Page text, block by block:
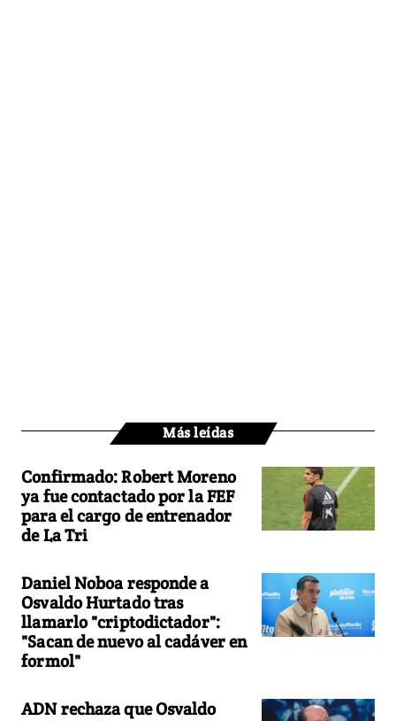
Más leídas
Confirmado: Robert Moreno
ya fue contactado por la FEF
para el cargo de entrenador
de La Tri
Daniel Noboa responde a
Osvaldo Hurtado tras
llamarlo "criptodictador":
"Sacan de nuevo al cadáver en
formol"
ADN rechaza que Osvaldo